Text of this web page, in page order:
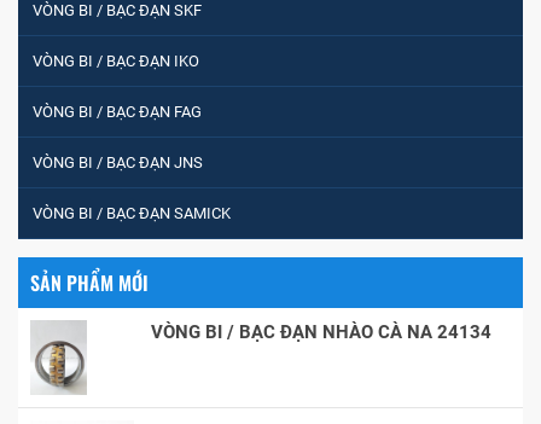
VÒNG BI / BẠC ĐẠN SKF
VÒNG BI / BẠC ĐẠN IKO
VÒNG BI / BẠC ĐẠN FAG
VÒNG BI / BẠC ĐẠN JNS
VÒNG BI / BẠC ĐẠN SAMICK
SẢN PHẨM MỚI
VÒNG BI / BẠC ĐẠN NHÀO CÀ NA 24134